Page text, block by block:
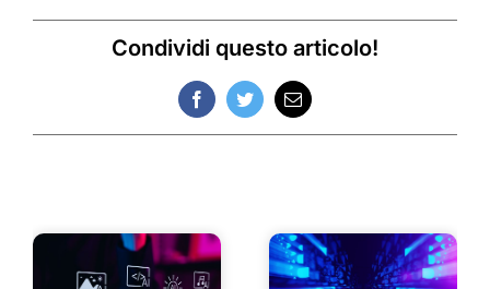
Condividi questo articolo!
FacebookTwitterEmail